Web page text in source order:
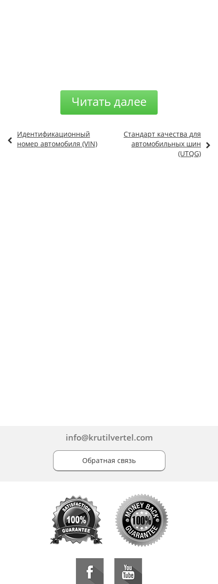
Читать далее
Идентификационный
номер автомобиля (VIN)
Стандарт качества для
автомобильных шин
(UTQG)
info@krutilvertel.com
Обратная связь